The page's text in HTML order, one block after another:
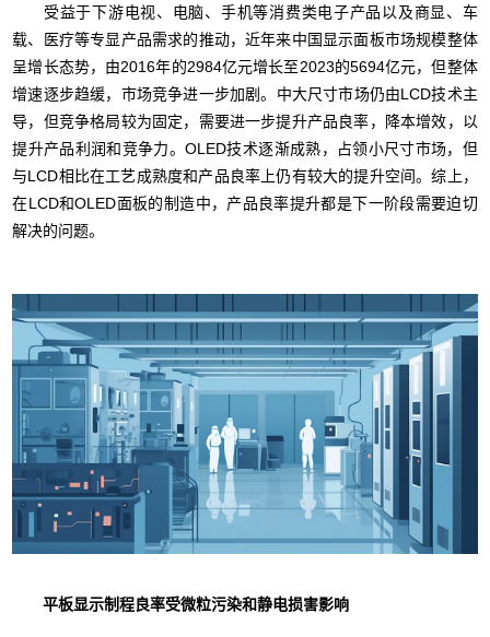
受益于下游电视、电脑、手机等消费类电子产品以及商显、车
载、医疗等专显产品需求的推动，近年来中国显示面板市场规模整体
呈增长态势，由2016年的2984亿元增长至2023的5694亿元，但整体
增速逐步趋缓，市场竞争进一步加剧。中大尺寸市场仍由LCD技术主
导，但竞争格局较为固定，需要进一步提升产品良率，降本增效，以
提升产品利润和竞争力。OLED技术逐渐成熟，占领小尺寸市场，但
与LCD相比在工艺成熟度和产品良率上仍有较大的提升空间。综上，
在LCD和OLED面板的制造中，产品良率提升都是下一阶段需要迫切
解决的问题。
平板显示制程良率受微粒污染和静电损害影响